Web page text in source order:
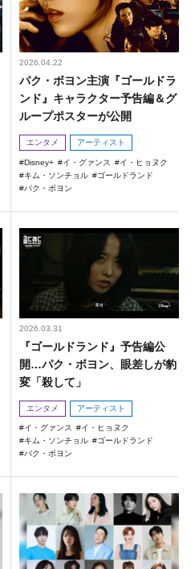
2026.04.22
パク・ボヨン主演『ゴールドラ
ンド』キャラクター予告編＆グ
ループポスターが公開
エンタメ アーティスト
Disney+ イ・グァンス
イ・ヒョヌク
キム・ソンチョル
ゴールドランド
パク・ボヨン
2026.03.31
『ゴールドランド』予告編公
開…パク・ボヨン、眼差しが豹
変「殺して」
エンタメ アーティスト
イ・グァンス
イ・ヒョヌク
キム・ソンチョル
ゴールドランド
パク・ボヨン